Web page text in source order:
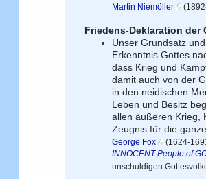
Martin Niemöller
Friedens-Deklaration der
Unser Grundsatz
Erkenntnis Gottes
dass Krieg und
damit auch von der
in den neidischen
Leben und Besitz
allen äußeren Krieg,
Zeugnis für die
George Fox (1624-
INNOCENT People of
unschuldigen